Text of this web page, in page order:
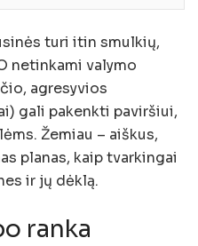
turi itin smulkių,
netinkami valymo
agresyvios
gali pakenkti paviršiui,
Žemiau – aiškus,
planas, kaip tvarkingai
ir jų dėklą.
ranka